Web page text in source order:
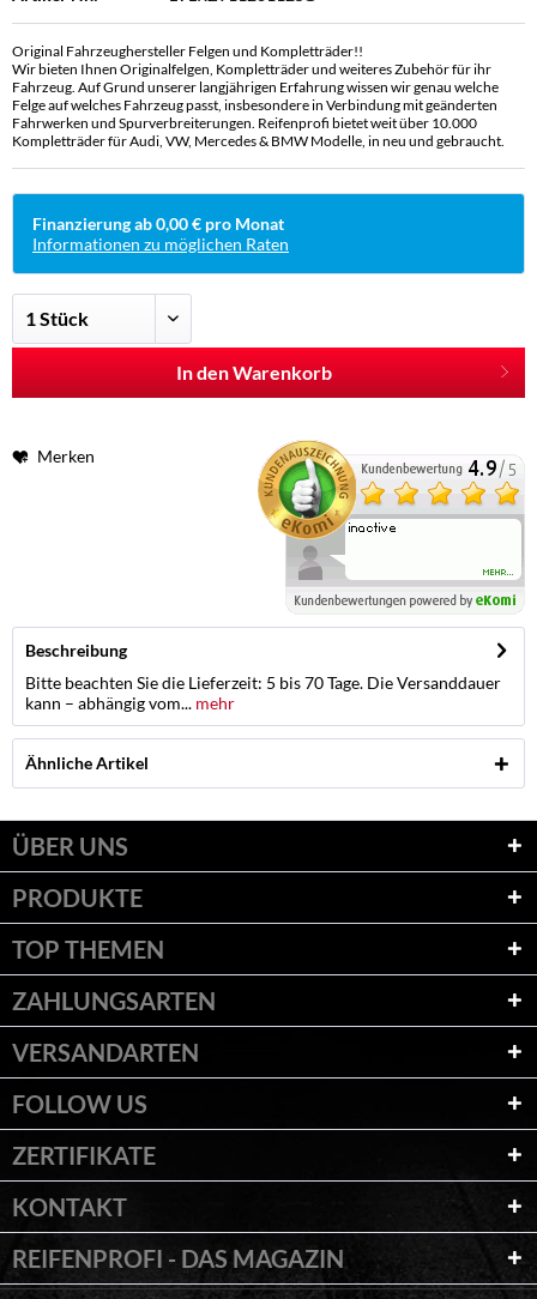
Original Fahrzeughersteller Felgen und Kompletträder!!
Wir bieten Ihnen Originalfelgen, Kompletträder und weiteres Zubehör für ihr
Fahrzeug. Auf Grund unserer langjährigen Erfahrung wissen wir genau welche
Felge auf welches Fahrzeug passt, insbesondere in Verbindung mit geänderten
Fahrwerken und Spurverbreiterungen. Reifenprofi bietet weit über 10.000
Kompletträder für Audi, VW, Mercedes & BMW Modelle, in neu und gebraucht.
Finanzierung ab 0,00 € pro Monat
Informationen zu möglichen Raten
In den Warenkorb
Merken
Beschreibung
Bitte beachten Sie die Lieferzeit: 5 bis 70 Tage. Die Versanddauer
kann – abhängig vom... mehr
Ähnliche Artikel
ÜBER UNS
PRODUKTE
TOP THEMEN
ZAHLUNGSARTEN
VERSANDARTEN
FOLLOW US
ZERTIFIKATE
KONTAKT
REIFENPROFI - DAS MAGAZIN